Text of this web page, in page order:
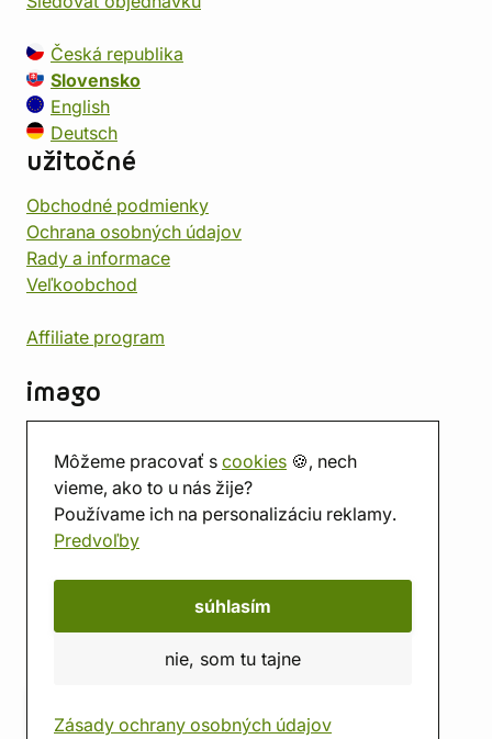
Môžeme pracovať s cookies 🍪, nech
vieme, ako to u nás žije?
Používame ich na personalizáciu reklamy.
Predvoľby
súhlasím
nie, som tu tajne
Zásady ochrany osobných údajov
Česká republika
Slovensko
English
Deutsch
užitočné
Obchodné podmienky
Ochrana osobných údajov
Rady a informace
Veľkoobchod
Affiliate program
imago
Predajňa
Herňa
O nás
Hodnotenie obchodu